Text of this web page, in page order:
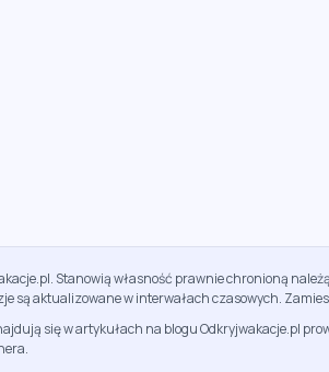
Stanowią własność prawnie chronioną
są aktualizowane w interwałach czasowych.
się w artykułach na blogu Odkryjwakacje.pl